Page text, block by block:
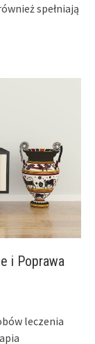
spełniają
i Poprawa
leczenia